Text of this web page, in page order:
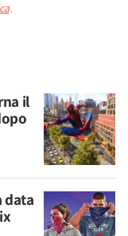
.
il
data